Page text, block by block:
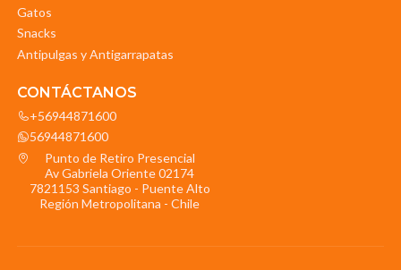
Gatos
Snacks
Antipulgas y Antigarrapatas
CONTÁCTANOS
+56944871600
56944871600
Punto de Retiro Presencial
Av Gabriela Oriente 02174
7821153 Santiago - Puente Alto
Región Metropolitana - Chile